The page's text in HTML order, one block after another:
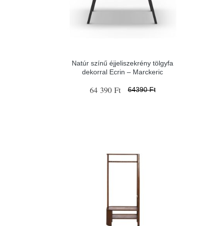
Natúr színű éjjeliszekrény tölgyfa
dekorral Ecrin – Marckeric
64 390 Ft 64390 Ft